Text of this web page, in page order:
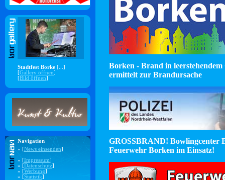
Stadtfest Borke [...]
[Gallery öffnen]
[Bild öffnen]
Navigation
» [News einsenden]
» [Impressum]
» [Datenschutz]
» [Werbung]
» [Statistik]
Borken - Brand in leerstehendem
ermittelt zur Brandursache
GROSSBRAND! Bowlingcenter
Feuerwehr Borken im Einsatz!